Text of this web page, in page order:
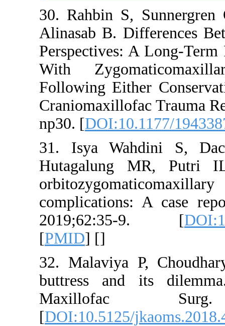
30. Rahbin
Alinasab B.
Perspectives:
With
Following
np30. [
31. Isya
Hutagalung
32. Malaviya
buttress and
[DOI:10.5125/